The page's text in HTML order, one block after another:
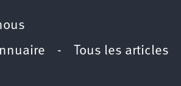
-
Tous les articles